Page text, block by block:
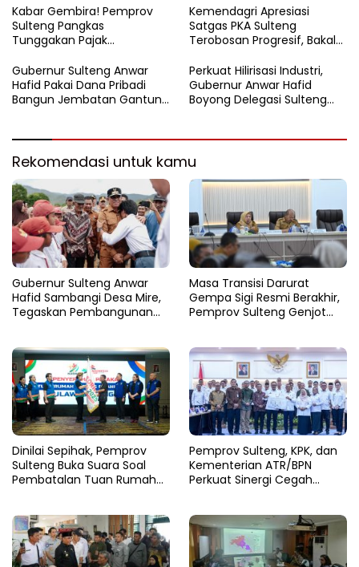
Kabar Gembira! Pemprov
Sulteng Pangkas
Tunggakan Pajak
Persen
Kemendagri Apresiasi
Satgas PKA Sulteng
Terobosan Progresif, Bakal
Nasional
Gubernur Sulteng Anwar
Hafid Pakai Dana Pribadi
Bangun Jembatan Gantung
Perkuat Hilirisasi Industri,
Gubernur Anwar Hafid
Boyong Delegasi Sulteng
Rekomendasi untuk kamu
Gubernur Sulteng Anwar
Hafid Sambangi Desa Mire,
Tegaskan Pembangunan
Masa Transisi Darurat
Gempa Sigi Resmi Berakhir,
Pemprov Sulteng Genjot
Dinilai Sepihak, Pemprov
Sulteng Buka Suara Soal
Pembatalan Tuan Rumah
Pemprov Sulteng, KPK, dan
Kementerian ATR/BPN
Perkuat Sinergi Cegah